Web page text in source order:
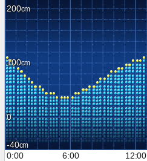
200
100
0
-40
0:00
6:00 12:00